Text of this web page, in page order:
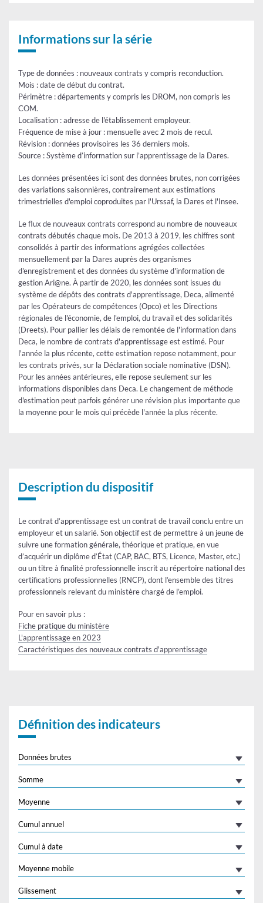
et
Informations sur la série
Type de données : nouveaux contrats y compris reconduction.
Mois : date de début du contrat.
Périmètre : départements y compris les DROM, non compris les
COM.
Localisation : adresse de l'établissement employeur.
Fréquence de mise à jour : mensuelle avec 2 mois de recul.
Révision : données provisoires les 36 derniers mois.
Source : Système d’information sur l’apprentissage de la Dares.
Les données présentées ici sont des données brutes, non corrigées
des variations saisonnières, contrairement aux estimations
trimestrielles d'emploi coproduites par l'Urssaf, la Dares et l'Insee.
Le flux de nouveaux contrats correspond au nombre de nouveaux
contrats débutés chaque mois. De 2013 à 2019, les chiffres sont
consolidés à partir des informations agrégées collectées
mensuellement par la Dares auprès des organismes
d'enregistrement et des données du système d'information de
gestion Ari@ne. À partir de 2020, les données sont issues du
système de dépôts des contrats d'apprentissage, Deca, alimenté
par les Opérateurs de compétences (Opco) et les Directions
régionales de l'économie, de l'emploi, du travail et des solidarités
(Dreets). Pour pallier les délais de remontée de l'information dans
Deca, le nombre de contrats d'apprentissage est estimé. Pour
l'année la plus récente, cette estimation repose notamment, pour
les contrats privés, sur la Déclaration sociale nominative (DSN).
Pour les années antérieures, elle repose seulement sur les
informations disponibles dans Deca. Le changement de méthode
d'estimation peut parfois générer une révision plus importante que
la moyenne pour le mois qui précède l'année la plus récente.
Description du dispositif
Le contrat d’apprentissage est un contrat de travail conclu entre un
employeur et un salarié. Son objectif est de permettre à un jeune de
suivre une formation générale, théorique et pratique, en vue
d’acquérir un diplôme d’État (CAP, BAC, BTS, Licence, Master, etc.)
ou un titre à finalité professionnelle inscrit au répertoire national des
certifications professionnelles (RNCP), dont l’ensemble des titres
professionnels relevant du ministère chargé de l’emploi.
Pour en savoir plus :
Fiche pratique du ministère
L'apprentissage en 2023
Caractéristiques des nouveaux contrats d'apprentissage
Définition des indicateurs
Données brutes
Somme
Moyenne
Cumul annuel
Cumul à date
Moyenne mobile
Glissement